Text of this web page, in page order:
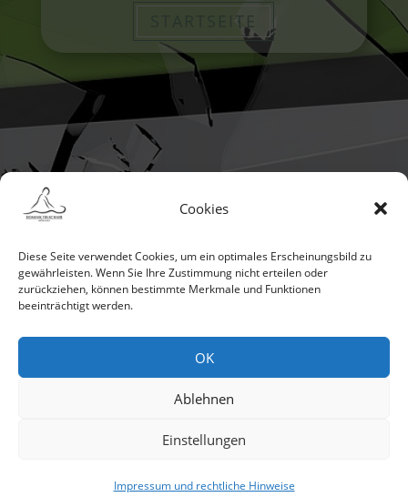
Cookies
Diese Seite verwendet Cookies, um ein optimales Erscheinungsbild zu
gewährleisten. Wenn Sie Ihre Zustimmung nicht erteilen oder
zurückziehen, können bestimmte Merkmale und Funktionen
beeinträchtigt werden.
OK
Ablehnen
Einstellungen
Impressum und rechtliche Hinweise
STARTSEITE